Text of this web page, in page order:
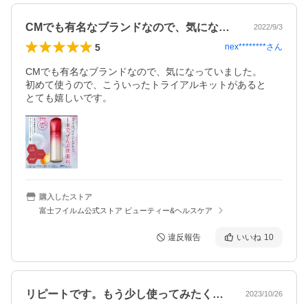
CMでも有名なブランドなので、気になっ… 2022/9/3
5 nex********さん
CMでも有名なブランドなので、気になっていました。
初めて使うので、こういったトライアルキットがあると
とても嬉しいです。
購入したストア
富士フイルム公式ストア ビューティー&ヘルスケア
違反報告 いいね 10
リピートです。もう少し使ってみたくて頼… 2023/10/26